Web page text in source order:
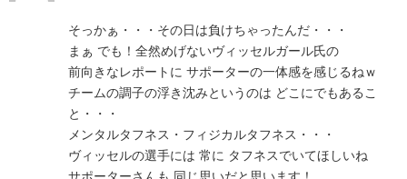
そっかぁ・・・その日は負けちゃったんだ・・・
まぁ でも！全然めげないヴィッセルガール氏の
前向きなレポートに サポーターの一体感を感じるねｗ
チームの調子の浮き沈みというのは どこにでもあるこ
と・・・
メンタルタフネス・フィジカルタフネス・・・
ヴィッセルの選手には 常に タフネスでいてほしいね
サポーターさんも 同じ思いだと思います！